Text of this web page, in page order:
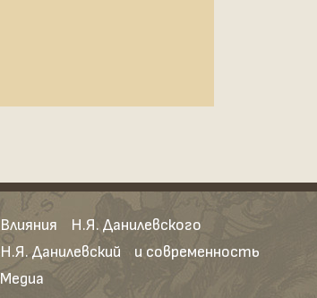
Влияния Н.Я. Данилевского
Н.Я. Данилевский и современность
Медиа